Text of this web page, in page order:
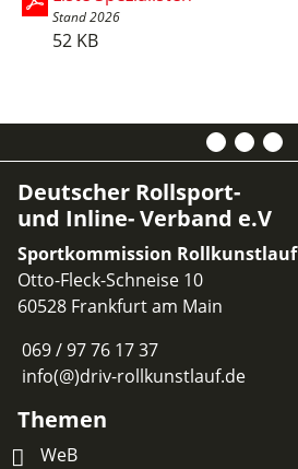
Stand 2026
52 KB
Deutscher Rollsport-
und Inline- Verband e.V
Sportkommission Rollkunstlauf
Otto-Fleck-Schneise 10
60528 Frankfurt am Main
069 / 97 76 17 37
info(@)driv-rollkunstlauf.de
Themen
WeB